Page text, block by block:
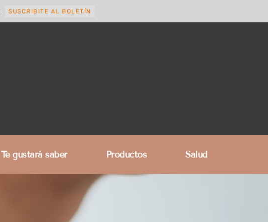
SUSCRIBITE AL BOLETÍN
Te gustará saber Productos Salud